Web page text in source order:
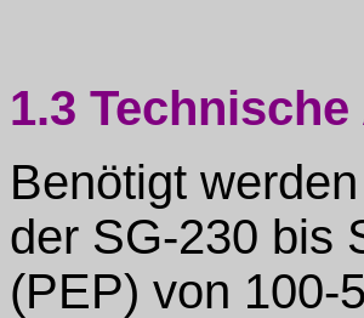
1.3
Benötigt
der SG-230 bis
(PEP) von 100-